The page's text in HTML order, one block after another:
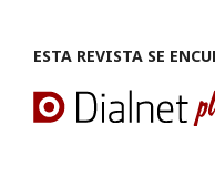
ESTA REVISTA SE